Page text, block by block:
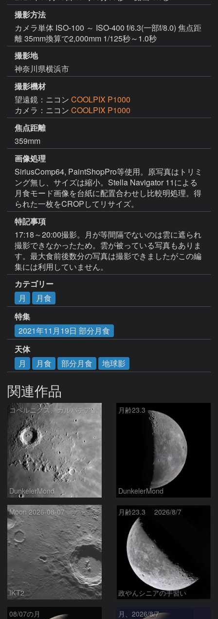
撮影方法
カメラ単体 ISO-100 ～ ISO-400 f/6.3(一部f/8.0) 焦点距
離 35mm換算で2,000mm 1/125秒～1.0秒
撮影地
神奈川県横浜市
撮影機材
望遠鏡：ニコン COOLPIX P1000
カメラ：ニコン COOLPIX P1000
焦点距離
359mm
画像処理
SiriusComp64, PaintShopPro等使用。原写真はトリミ
ング無し、サイズは縮小。Stella Navigator 11による
月食モード画像を台紙に配置合わせし比較明処理。得
られた一枚をCROPしてリサイズ。
特記事項
17:18～20:00撮影。月が等間隔でないのは雲に遮られ
撮影できなかったため。雲が被っている写真もありま
す。最大食前後数分の写真は撮影できましたがこの編
集には利用していません。
カテゴリー
月
月食
特集
2021年11月19日 部分月食
天体
月
月食 部分月食 地球影
関連作品
コペルニクス、カルパチア山脈付近
DunkelerMond
月齢23.3
DunkelerMond
Moon 2026-08-07
IKT2
月齢23.3 2026/8/7
政やんシニアの手習い
08/07の月 月、2026/8/7